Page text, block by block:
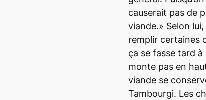
causerait pas de
viande.» Selon
remplir certaines
ça se fasse tard à
monte pas en
viande se
Tambourgi. Les